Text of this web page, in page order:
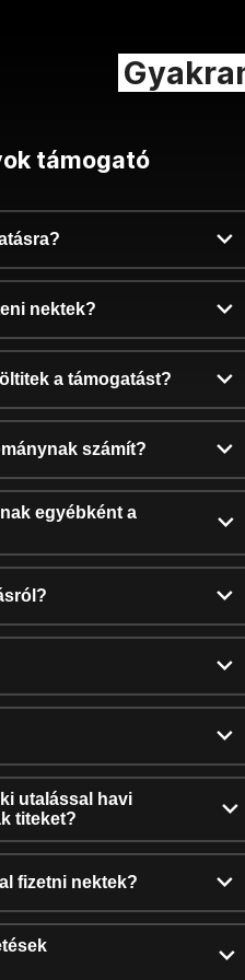
támogató
nektek?
a támogatást?
számít?
egyébként a
utalással havi
titeket?
fizetni nektek?